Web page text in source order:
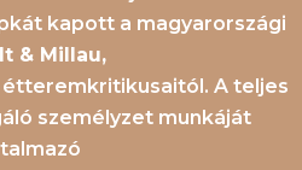
kapott a magyarországi
& Millau,
A teljes
személyzet munkáját